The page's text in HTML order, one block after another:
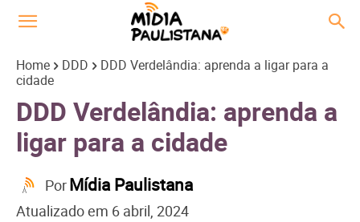
Home DDD
DDD Verdelândia: aprenda a ligar para a
cidade
DDD Verdelândia: aprenda a
ligar para a cidade
PorMídia Paulistana
Atualizado em 6 abril, 2024